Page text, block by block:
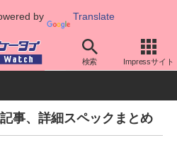
by Translate
検索 Impressサイト
arrows
事、詳細スペックまとめ